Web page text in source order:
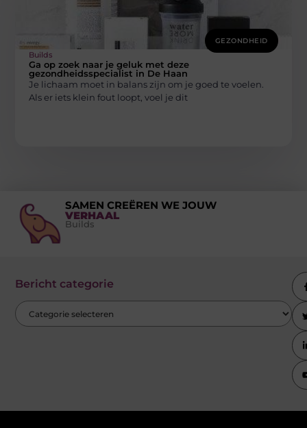
GEZONDHEID
Builds
Ga op zoek naar je geluk met deze
gezondheidsspecialist in De Haan
Je lichaam moet in balans zijn om je goed te voelen.
Als er iets klein fout loopt, voel je dit
SAMEN CREËREN WE JOUW
VERHAAL
Builds
Bericht categorie